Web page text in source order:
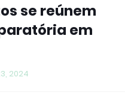
se reúnem
em
2024